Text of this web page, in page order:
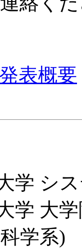
表概要
学 シ
学 大
学系)